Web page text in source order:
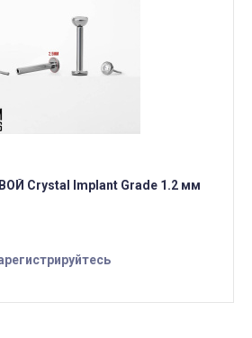
Crystal Implant Grade 1.2 мм